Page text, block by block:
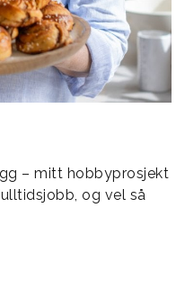
– mitt hobbyprosjekt
og vel så